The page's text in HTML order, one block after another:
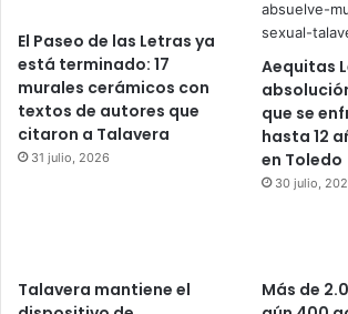
El Paseo de las Letras ya
está terminado: 17
murales cerámicos con
textos de autores que
citaron a Talavera
31 julio, 2026
Aequitas
que se
hasta 12
en Toledo
30 julio,
Talavera mantiene el
Más de